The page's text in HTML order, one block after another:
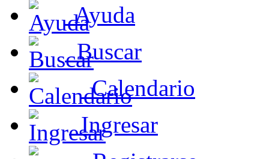
Ayuda
Buscar
Calendario
Ingresar